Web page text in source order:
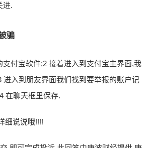
进.
骗
支付宝软件;2 接着进入到支付宝主界面,我
进入到朋友界面我们找到要举报的账户记
在聊天框里保存.
细说说哦!!!!